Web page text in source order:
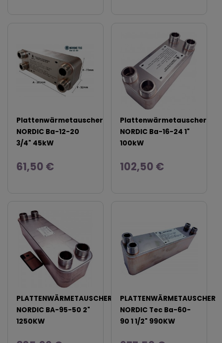
Plattenwärmetauscher
NORDIC Ba-12-20
3/4" 45kW
61,50 €
Plattenwärmetauscher
NORDIC Ba-16-24 1"
100kW
102,50 €
PLATTENWÄRMETAUSCHER
NORDIC BA-95-50 2"
1250KW
PLATTENWÄRMETAUSCHER
NORDIC Tec Ba-60-
90 1 1/2" 990KW